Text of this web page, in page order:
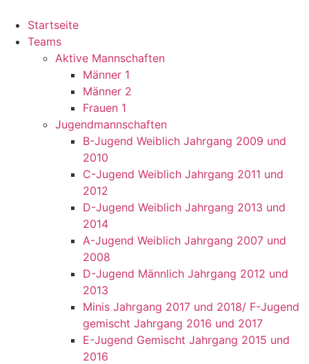
Startseite
Teams
Aktive Mannschaften
Männer 1
Männer 2
Frauen 1
Jugendmannschaften
B-Jugend Weiblich Jahrgang 2009 und
2010
C-Jugend Weiblich Jahrgang 2011 und
2012
D-Jugend Weiblich Jahrgang 2013 und
2014
A-Jugend Weiblich Jahrgang 2007 und
2008
D-Jugend Männlich Jahrgang 2012 und
2013
Minis Jahrgang 2017 und 2018/ F-Jugend
gemischt Jahrgang 2016 und 2017
E-Jugend Gemischt Jahrgang 2015 und
2016